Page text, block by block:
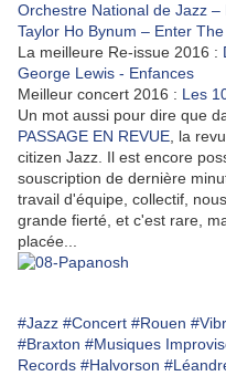
Orchestre National de Jazz –
Taylor Ho Bynum – Enter
La meilleure Re-issue 2016 :
George Lewis - Enfances
Meilleur concert 2016 : Les
Un mot aussi pour dire que
PASSAGE EN REVUE , la
citizen Jazz. Il est encore
souscription de dernière
travail d'équipe, collectif,
grande fierté, et c'est rare,
placée...
#Jazz #Concert #Rouen
#Braxton #Musiques
Records #Halvorson